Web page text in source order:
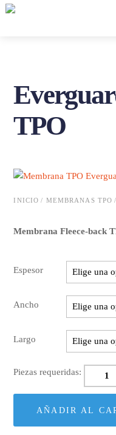
Skip
TPO
INICIO / MEMBRANAS TPO
Membrana Fleece-back
Espesor
Ancho
Largo
Fleece-
AÑADIR AL